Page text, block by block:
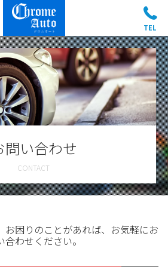
問い合わせ
お困りのことがあれば、お気軽にお
合わせください。